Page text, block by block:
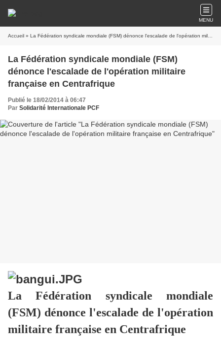
MENU
Accueil » La Fédération syndicale mondiale (FSM) dénonce l'escalade de l'opération militaire française en Centrafrique
La Fédération syndicale mondiale (FSM)
dénonce l'escalade de l'opération militaire
française en Centrafrique
Publié le 18/02/2014 à 06:47
Par Solidarité Internationale PCF
La Fédération syndicale mondiale
(FSM) dénonce l'escalade de l'opération
militaire française en Centrafrique